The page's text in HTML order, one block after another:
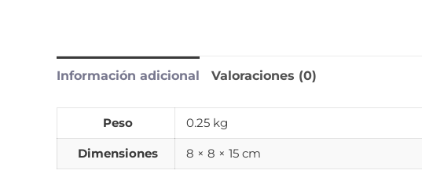
Información adicional Valoraciones (0)
Peso 0.25 kg
Dimensiones 8 × 8 × 15 cm